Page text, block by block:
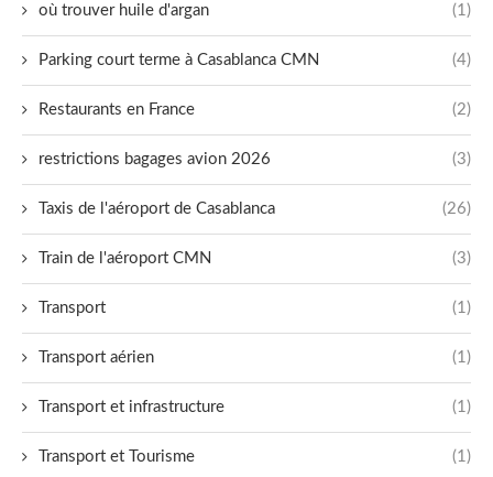
où trouver huile d'argan (1)
Parking court terme à Casablanca CMN (4)
Restaurants en France (2)
restrictions bagages avion 2026 (3)
Taxis de l'aéroport de Casablanca (26)
Train de l'aéroport CMN (3)
Transport (1)
Transport aérien (1)
Transport et infrastructure (1)
Transport et Tourisme (1)